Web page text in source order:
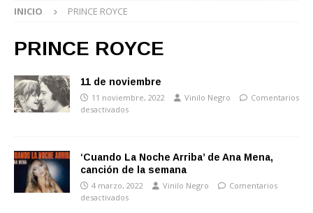
INICIO PRINCE ROYCE
PRINCE ROYCE
11 de noviembre
11 noviembre, 2022 Vinilo Negro
Comentarios
desactivados
‘Cuando La Noche Arriba’ de Ana Mena,
canción de la semana
4 marzo, 2022 Vinilo Negro
Comentarios
desactivados